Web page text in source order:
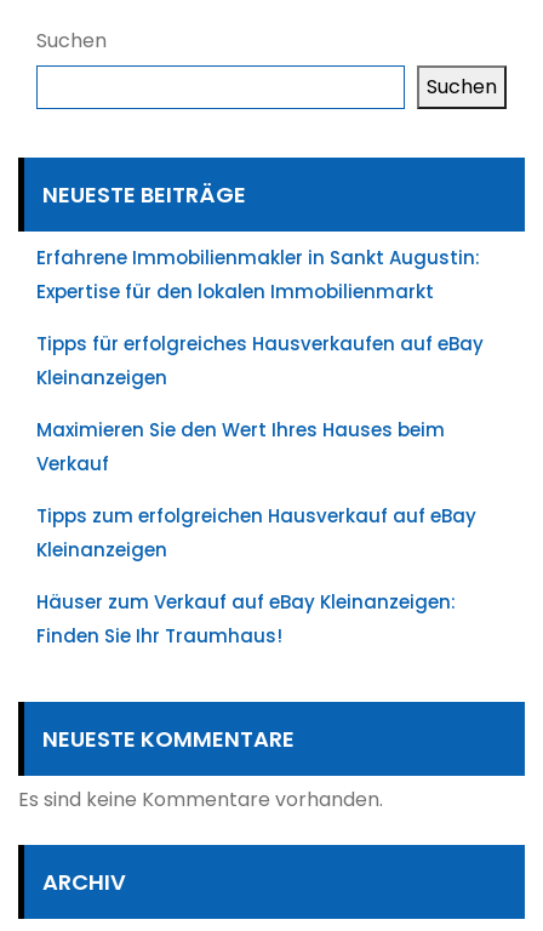
Suchen
Suchen
NEUESTE BEITRÄGE
Erfahrene Immobilienmakler in Sankt Augustin:
Expertise für den lokalen Immobilienmarkt
Tipps für erfolgreiches Hausverkaufen auf eBay
Kleinanzeigen
Maximieren Sie den Wert Ihres Hauses beim
Verkauf
Tipps zum erfolgreichen Hausverkauf auf eBay
Kleinanzeigen
Häuser zum Verkauf auf eBay Kleinanzeigen:
Finden Sie Ihr Traumhaus!
NEUESTE KOMMENTARE
Es sind keine Kommentare vorhanden.
ARCHIV